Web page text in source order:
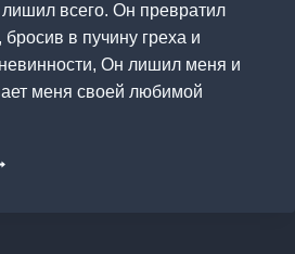
всего. Он превратил
в пучину греха и
Он лишил меня и
меня своей любимой